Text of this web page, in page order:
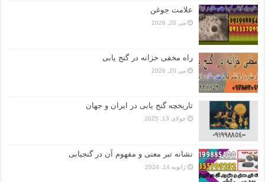
علامت جوغن
می 20, 2026
راه مخفی خزانه در گنج یابی
می 20, 2026
تاریخچه گنج‌ یابی در ایران و جهان
جولای 13, 2025
نشانه تبر معنی و مفهوم آن در گنجیابی
ژانویه 14, 2024